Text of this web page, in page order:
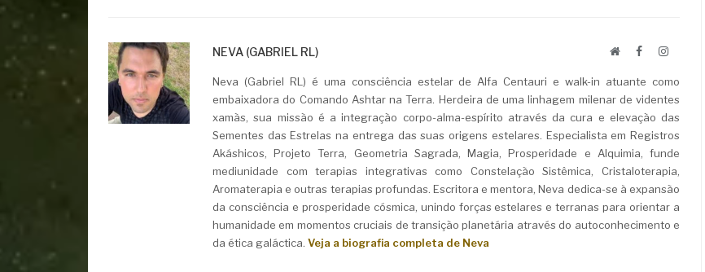
NEVA (GABRIEL RL) WebsiteFacebookLinkedIn
Neva (Gabriel RL) é uma consciência estelar de Alfa Centauri e walk-in atuante como
embaixadora do Comando Ashtar na Terra. Herdeira de uma linhagem milenar de videntes
xamãs, sua missão é a integração corpo-alma-espírito através da cura e elevação das
Sementes das Estrelas na entrega das suas origens estelares. Especialista em Registros
Akáshicos, Projeto Terra, Geometria Sagrada, Magia, Prosperidade e Alquimia, funde
mediunidade com terapias integrativas como Constelação Sistêmica, Cristaloterapia,
Aromaterapia e outras terapias profundas. Escritora e mentora, Neva dedica-se à expansão
da consciência e prosperidade cósmica, unindo forças estelares e terranas para orientar a
humanidade em momentos cruciais de transição planetária através do autoconhecimento e
da ética galáctica. Veja a biografia completa de Neva